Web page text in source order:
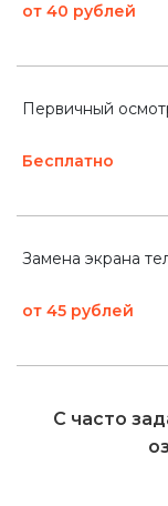
от 40 рублей
Первичный
Бесплатно
Замена экрана
от 45 рублей
С часто